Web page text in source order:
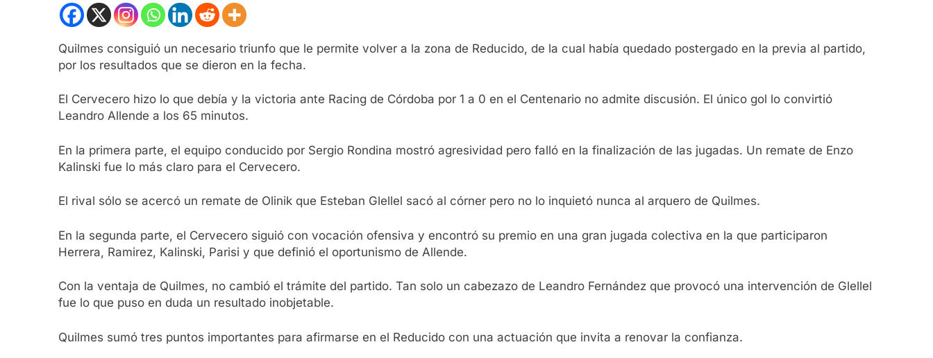
Quilmes consiguió un necesario triunfo que le permite volver a la zona de Reducido, de la cual había quedado postergado en la previa al partido,
por los resultados que se dieron en la fecha.
El Cervecero hizo lo que debía y la victoria ante Racing de Córdoba por 1 a 0 en el Centenario no admite discusión. El único gol lo convirtió
Leandro Allende a los 65 minutos.
En la primera parte, el equipo conducido por Sergio Rondina mostró agresividad pero falló en la finalización de las jugadas. Un remate de Enzo
Kalinski fue lo más claro para el Cervecero.
El rival sólo se acercó un remate de Olinik que Esteban Glellel sacó al córner pero no lo inquietó nunca al arquero de Quilmes.
En la segunda parte, el Cervecero siguió con vocación ofensiva y encontró su premio en una gran jugada colectiva en la que participaron
Herrera, Ramirez, Kalinski, Parisi y que definió el oportunismo de Allende.
Con la ventaja de Quilmes, no cambió el trámite del partido. Tan solo un cabezazo de Leandro Fernández que provocó una intervención de Glellel
fue lo que puso en duda un resultado inobjetable.
Quilmes sumó tres puntos importantes para afirmarse en el Reducido con una actuación que invita a renovar la confianza.